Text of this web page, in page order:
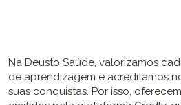
Na Deusto Saúde, valorizamos
de aprendizagem e acreditamos
suas conquistas. Por isso,